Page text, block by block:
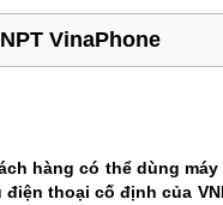
VinaPhone
hàng có thể dùng
thoại cố định của